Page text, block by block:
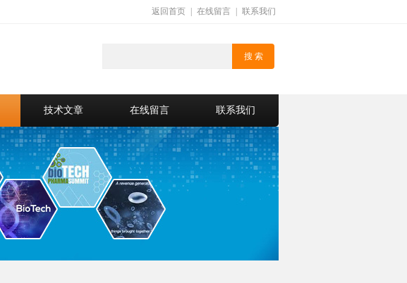
返回首页 在线留言 联系我们
技术文章 在线留言 联系我们